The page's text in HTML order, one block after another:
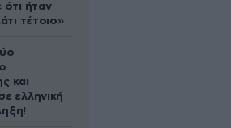
ότι ήταν
τέτοιο»
και
ελληνική